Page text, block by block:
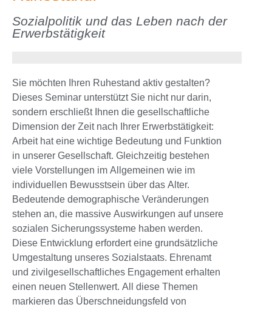
Sozialpolitik und das Leben nach der
Erwerbstätigkeit
Sie möchten Ihren Ruhestand aktiv gestalten?
Dieses Seminar unterstützt Sie nicht nur darin,
sondern erschließt Ihnen die gesellschaftliche
Dimension der Zeit nach Ihrer Erwerbstätigkeit:
Arbeit hat eine wichtige Bedeutung und Funktion
in unserer Gesellschaft. Gleichzeitig bestehen
viele Vorstellungen im Allgemeinen wie im
individuellen Bewusstsein über das Alter.
Bedeutende demographische Veränderungen
stehen an, die massive Auswirkungen auf unsere
sozialen Sicherungssysteme haben werden.
Diese Entwicklung erfordert eine grundsätzliche
Umgestaltung unseres Sozialstaats. Ehrenamt
und zivilgesellschaftliches Engagement erhalten
einen neuen Stellenwert. All diese Themen
markieren das Überschneidungsfeld von